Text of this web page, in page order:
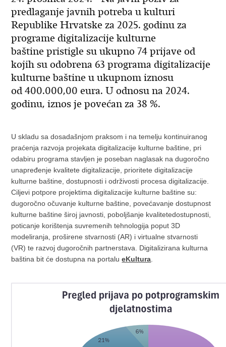
predlaganje javnih potreba u kulturi
Republike Hrvatske za 2025. godinu za
programe digitalizacije kulturne
baštine pristigle su ukupno 74 prijave od
kojih su odobrena 63 programa digitalizacije
kulturne baštine u ukupnom iznosu
od 400.000,00 eura. U odnosu na 2024.
godinu, iznos je povećan za 38 %.
U skladu sa dosadašnjom praksom i na temelju kontinuiranog
praćenja razvoja projekata digitalizacije kulturne baštine, pri
odabiru programa stavljen je poseban naglasak na dugoročno
unapređenje kvalitete digitalizacije, prioritete digitalizacije
kulturne baštine, dostupnosti i održivosti procesa digitalizacije.
Ciljevi potpore projektima digitalizacije kulturne baštine su:
dugoročno očuvanje kulturne baštine, povećavanje dostupnost
kulturne baštine široj javnosti, poboljšanje kvalitetedostupnosti,
poticanje korištenja suvremenih tehnologija poput 3D
modeliranja, proširene stvarnosti (AR) i virtualne stvarnosti
(VR) te razvoj dugoročnih partnerstava. Digitalizirana kulturna
baština bit će dostupna na portalueKultura